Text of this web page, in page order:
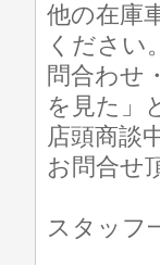
他の在庫
ください。
問合わせ
を見た」
店頭商談
お問合せ
スタッフ